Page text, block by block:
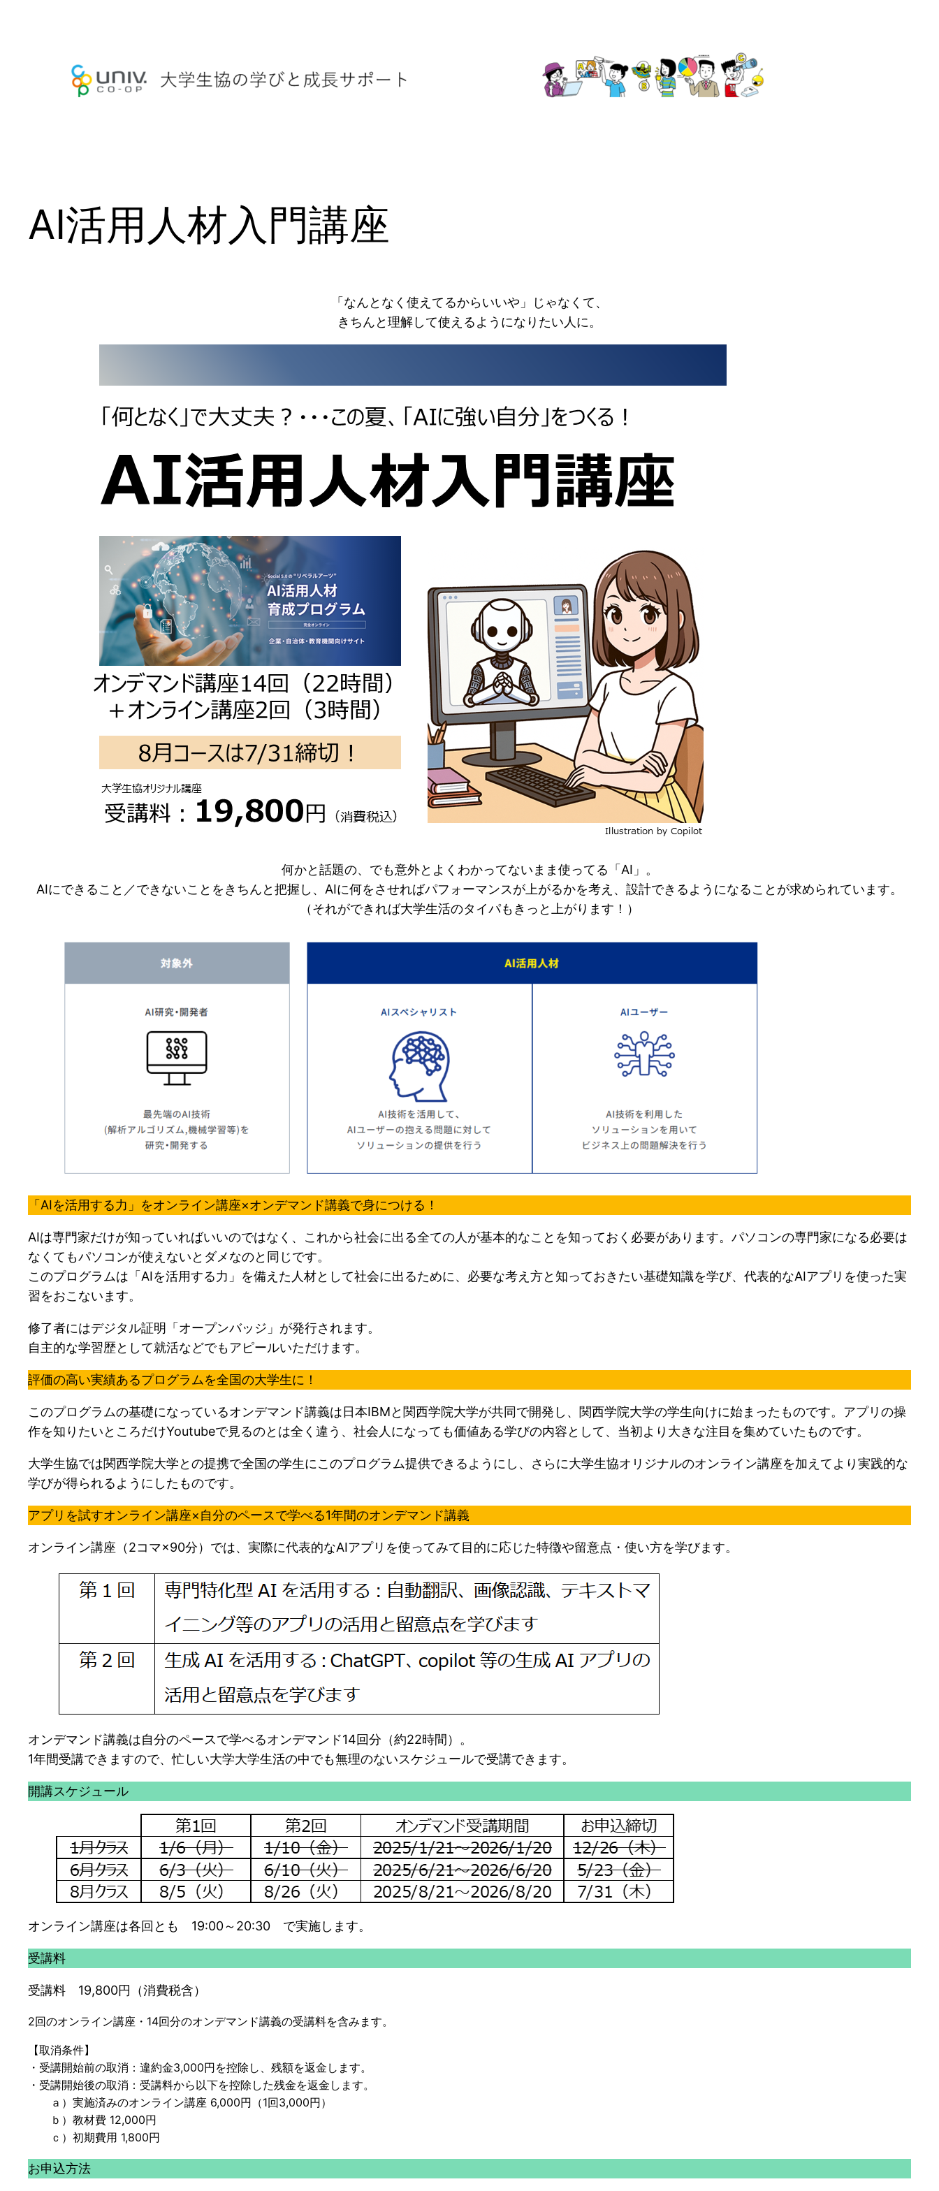
AI活用人材入門講座
「なんとなく使えてるからいいや」じゃなくて、
きちんと理解して使えるようになりたい人に。
何かと話題の、でも意外とよくわかってないまま使ってる「AI」。
AIにできること／できないことをきちんと把握し、AIに何をさせればパフォーマンスが上がるかを考え、設計できるようになることが求められています。
（それができれば大学生活のタイパもきっと上がります！）
「AIを活用する力」をオンライン講座×オンデマンド講義で身につける！
AIは専門家だけが知っていればいいのではなく、これから社会に出る全ての人が基本的なことを知っておく必要があります。パソコンの専門家になる必要は
なくてもパソコンが使えないとダメなのと同じです。
このプログラムは「AIを活用する力」を備えた人材として社会に出るために、必要な考え方と知っておきたい基礎知識を学び、代表的なAIアプリを使った実
習をおこないます。
修了者にはデジタル証明「オープンバッジ」が発行されます。
自主的な学習歴として就活などでもアピールいただけます。
評価の高い実績あるプログラムを全国の大学生に！
このプログラムの基礎になっているオンデマンド講義は日本IBMと関西学院大学が共同で開発し、関西学院大学の学生向けに始まったものです。アプリの操
作を知りたいところだけYoutubeで見るのとは全く違う、社会人になっても価値ある学びの内容として、当初より大きな注目を集めていたものです。
大学生協では関西学院大学との提携で全国の学生にこのプログラム提供できるようにし、さらに大学生協オリジナルのオンライン講座を加えてより実践的な
学びが得られるようにしたものです。
アプリを試すオンライン講座×自分のペースで学べる1年間のオンデマンド講義
オンライン講座（2コマ×90分）では、実際に代表的なAIアプリを使ってみて目的に応じた特徴や留意点・使い方を学びます。
オンデマンド講義は自分のペースで学べるオンデマンド14回分（約22時間）。
1年間受講できますので、忙しい大学大学生活の中でも無理のないスケジュールで受講できます。
開講スケジュール
オンライン講座は各回とも 19:00～20:30 で実施します。
受講料
受講料 19,800円（消費税含）
2回のオンライン講座・14回分のオンデマンド講義の受講料を含みます。
【取消条件】
・受講開始前の取消：違約金3,000円を控除し、残額を返金します。
・受講開始後の取消：受講料から以下を控除した残金を返金します。
ａ）実施済みのオンライン講座 6,000円（1回3,000円）
ｂ）教材費 12,000円
ｃ）初期費用 1,800円
お申込方法